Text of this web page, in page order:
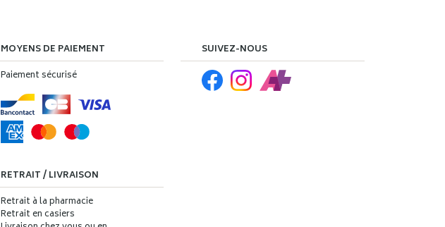
MOYENS DE PAIEMENT
Paiement sécurisé
RETRAIT / LIVRAISON
Retrait à la pharmacie
Retrait en casiers
SUIVEZ-NOUS